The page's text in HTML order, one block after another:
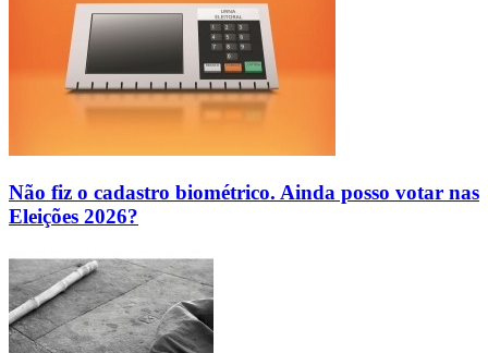
Não fiz o cadastro biométrico. Ainda posso votar nas
Eleições 2026?